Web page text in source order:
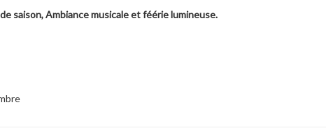
saison, Ambiance musicale et féérie lumineuse.